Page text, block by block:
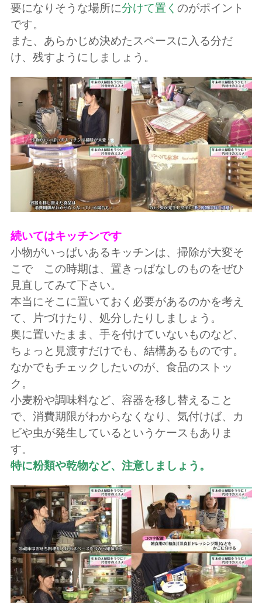
要になりそうな場所に分けて置く のがポイント
です。
また、あらかじめ決めたスペースに入る分だ
け、残すようにしましょう。
続いてはキッチンです
小物がいっぱいあるキッチンは、掃除が大変そ
こで この時期は、置きっぱなしのものをぜひ
見直してみて下さい。
本当にそこに置いておく必要があるのかを考え
て、片づけたり、処分したりしましょう。
奥に置いたまま、手を付けていないものなど、
ちょっと見渡すだけでも、結構あるものです。
なかでもチェックしたいのが、食品のストッ
ク。
小麦粉や調味料など、容器を移し替えること
で、消費期限がわからなくなり、気付けば、カ
ビや虫が発生しているというケースもありま
す。
特に粉類や乾物など、注意しましょう。